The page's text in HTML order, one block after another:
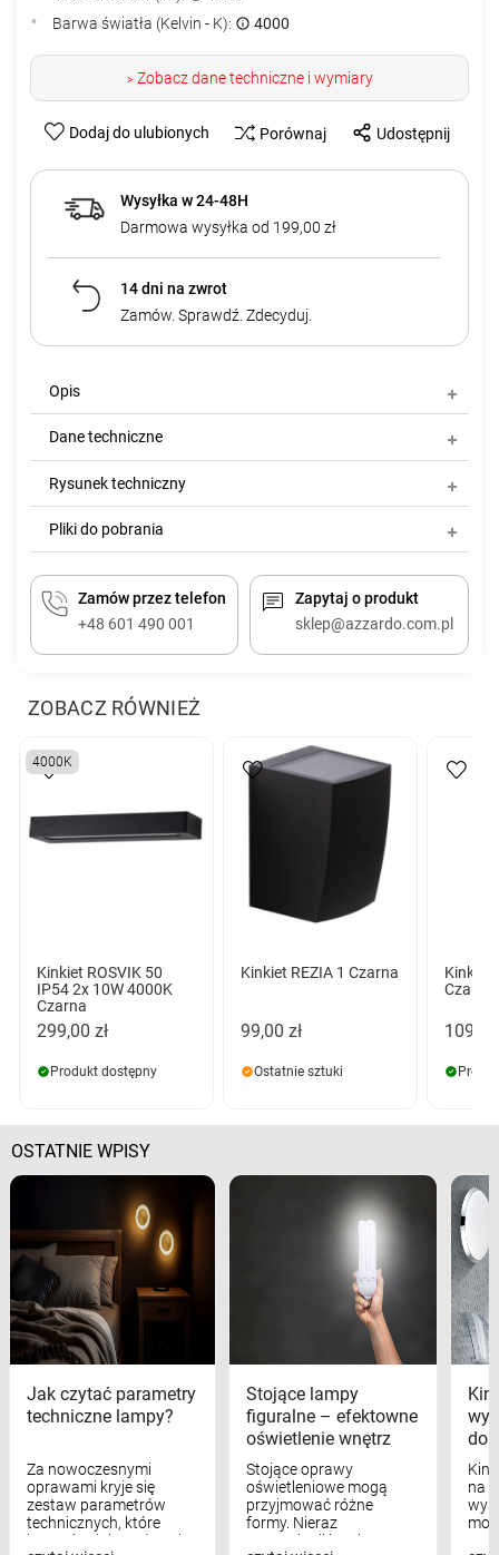
Barwa światła (Kelvin - K):
4000
>Zobacz dane techniczne i wymiary
Dodaj do ulubionych Porównaj Udostępnij
Wysyłka w 24-48H
Darmowa wysyłka od 199,00 zł
14 dni na zwrot
Zamów. Sprawdź. Zdecyduj.
Opis
Dane techniczne
Rysunek techniczny
Pliki do pobrania
Zamów przez telefon
+48 601 490 001
Zapytaj o produkt
sklep@azzardo.com.pl
ZOBACZ RÓWNIEŻ
4000K
Kinkiet ROSVIK 50
IP54 2x 10W 4000K
Czarna
299,00 zł
Produkt dostępny
Kinkiet REZIA 1 Czarna
99,00 zł
Ostatnie sztuki
Kinkiet
Czarna
109,00
OSTATNIE WPISY
Jak czytać parametry
techniczne lampy?
Za nowoczesnymi
oprawami kryje się
zestaw parametrów
technicznych, które
bezpośrednio wpływają
Stojące lampy
figuralne – efektowne
oświetlenie wnętrz
Stojące oprawy
oświetleniowe mogą
przyjmować różne
formy. Nieraz
wspominaliśmy już
na